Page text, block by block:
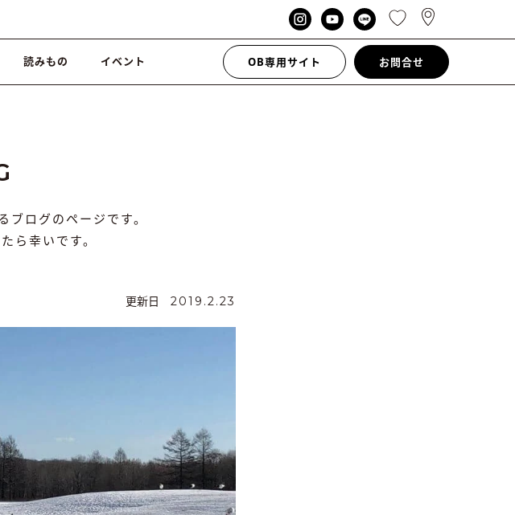
読みもの イベント OB専用サイト お問合せ
ログのページです。
ら幸いです。
更新日 2019.2.23